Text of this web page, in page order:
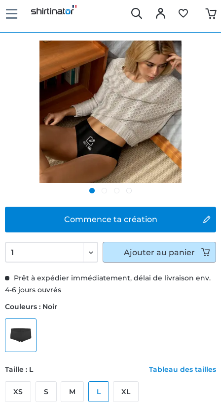
Commence ta création
Prêt à expédier immédiatement, délai de livraison env.
4-6 jours ouvrés
Couleurs : Noir
Taille : L Tableau des tailles
XS S M L XL
Ajouter au panier